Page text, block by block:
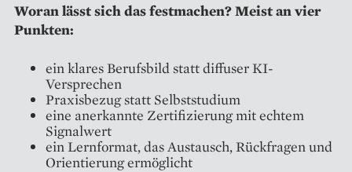
Woran lässt sich das festmachen? Meist an vier
Punkten:
ein klares Berufsbild statt diffuser KI-
Versprechen
Praxisbezug statt Selbststudium
eine anerkannte Zertifizierung mit echtem
Signalwert
ein Lernformat, das Austausch, Rückfragen und
Orientierung ermöglicht